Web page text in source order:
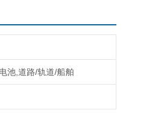
池,道路/轨道/船舶